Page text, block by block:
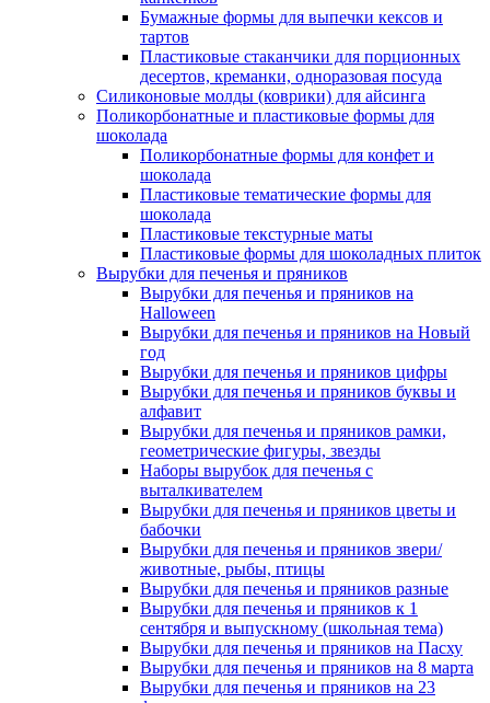
Бумажные формы для выпечки кексов и
тартов
Пластиковые стаканчики для порционных
десертов, креманки, одноразовая посуда
Силиконовые молды (коврики) для айсинга
Поликорбонатные и пластиковые формы для
шоколада
Поликорбонатные формы для конфет и
шоколада
Пластиковые тематические формы для
шоколада
Пластиковые текстурные маты
Пластиковые формы для шоколадных плиток
Вырубки для печенья и пряников
Вырубки для печенья и пряников на
Halloween
Вырубки для печенья и пряников на Новый
год
Вырубки для печенья и пряников цифры
Вырубки для печенья и пряников буквы и
алфавит
Вырубки для печенья и пряников рамки,
геометрические фигуры, звезды
Наборы вырубок для печенья с
выталкивателем
Вырубки для печенья и пряников цветы и
бабочки
Вырубки для печенья и пряников звери/
животные, рыбы, птицы
Вырубки для печенья и пряников разные
Вырубки для печенья и пряников к 1
сентября и выпускному (школьная тема)
Вырубки для печенья и пряников на Пасху
Вырубки для печенья и пряников на 8 марта
Вырубки для печенья и пряников на 23